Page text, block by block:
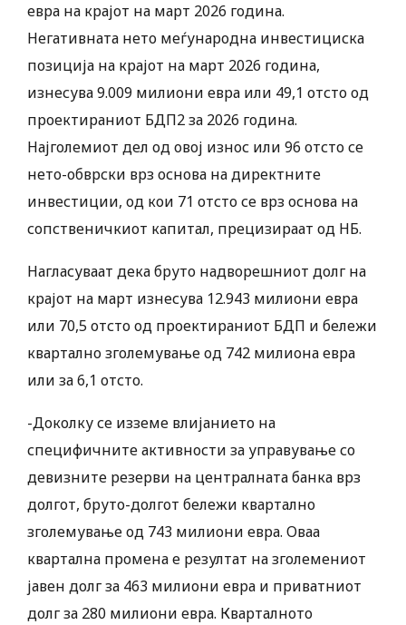
евра на крајот на март 2026 година.
Негативната нето меѓународна инвестициска
позиција на крајот на март 2026 година,
изнесува 9.009 милиони евра или 49,1 отсто од
проектираниот БДП2 за 2026 година.
Најголемиот дел од овој износ или 96 отсто се
нето-обврски врз основа на директните
инвестиции, од кои 71 отсто се врз основа на
сопственичкиот капитал, прецизираат од НБ.
Нагласуваат дека бруто надворешниот долг на
крајот на март изнесува 12.943 милиони евра
или 70,5 отсто од проектираниот БДП и бележи
квартално зголемување од 742 милиона евра
или за 6,1 отсто.
-Доколку се изземе влијанието на
специфичните активности за управување со
девизните резерви на централната банка врз
долгот, бруто-долгот бележи квартално
зголемување од 743 милиони евра. Оваа
квартална промена е резултат на зголемениот
јавен долг за 463 милиони евра и приватниот
долг за 280 милиони евра. Кварталното